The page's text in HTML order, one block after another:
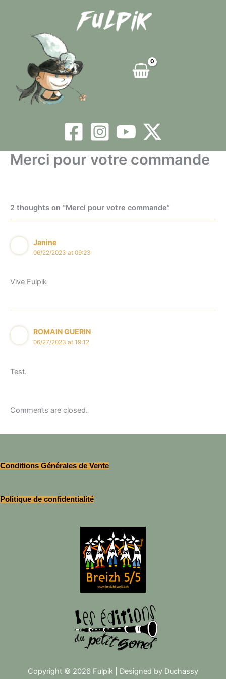
Merci pour votre commande
2 thoughts on “Merci pour votre commande”
Janine
06/22/2023 at 09:23
Vive Fulpik
ROMAIN GUERIN
06/27/2023 at 19:12
Test.
Comments are closed.
Conditions Générales de Vente
Politique de confidentialité
Copyright © 2026 Fulpik | Designed by Duchassy